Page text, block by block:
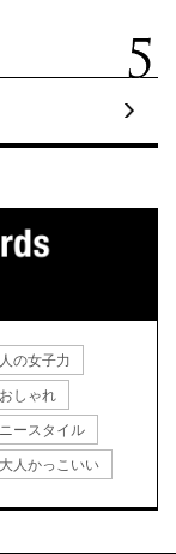
の女子力
しゃれ
ースタイル
大人かっこいい